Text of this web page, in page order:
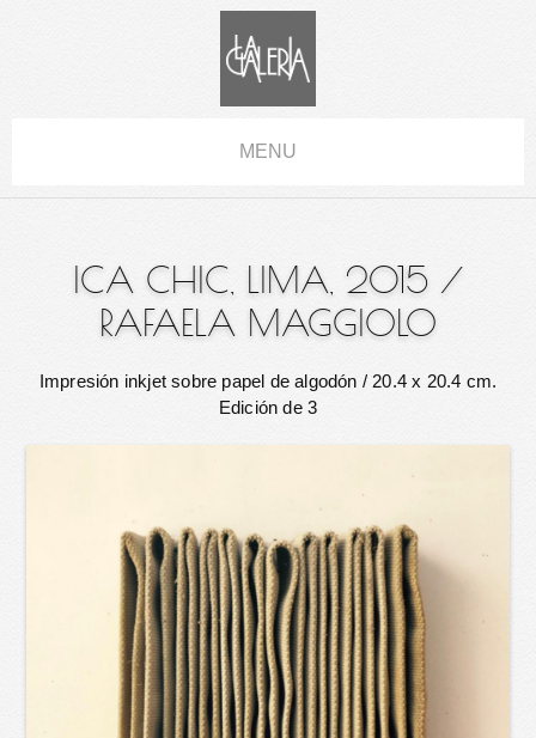
MENU
ICA CHIC, LIMA, 2015 /
RAFAELA MAGGIOLO
Impresión inkjet sobre papel de algodón / 20.4 x 20.4 cm.
Edición de 3